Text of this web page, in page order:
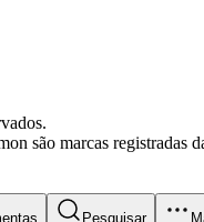
são marcas
Pesquisar